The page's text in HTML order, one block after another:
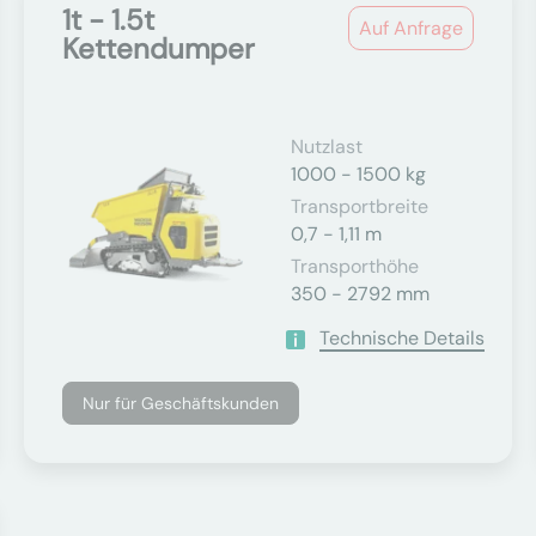
Auf Anfrage
1t - 1.5t
Kettendumper
Nutzlast
1000 - 1500 kg
Transportbreite
0,7 - 1,11 m
Transporthöhe
350 - 2792 mm
Technische Details
Nur für Geschäftskunden